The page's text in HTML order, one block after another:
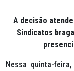
A decisão
Sindicatos
Nessa quinta-